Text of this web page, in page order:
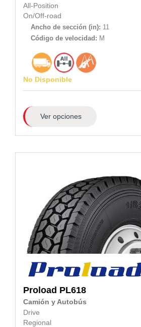
All-Position
On/Off-road
Ancho de sección (in): 11
Código de velocidad: M
No Disponible
Ver opciones
Proload PL618
Camión y Autobús
Drive
Regional